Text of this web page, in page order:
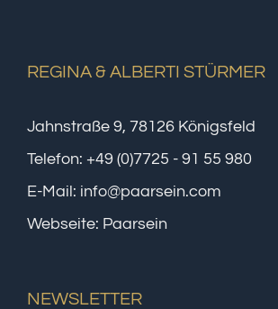
REGINA & ALBERTI STÜRMER
Jahnstraße 9, 78126 Königsfeld
Telefon: +49 (0)7725 - 91 55 980
E-Mail: info@paarsein.com
Webseite: Paarsein
NEWSLETTER